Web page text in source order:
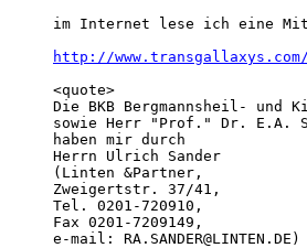
im Internet lese ich eine
http://
<quote>
Die BKB Bergmannsheil- und
sowie Herr "Prof." Dr. E.A.
haben mir durch
Herrn Ulrich Sander
(Linten &Partner,
Zweigertstr. 37/41,
Tel. 0201-720910,
Fax 0201-7209149,
e-mail: RA.SANDER@LINTEN.DE)